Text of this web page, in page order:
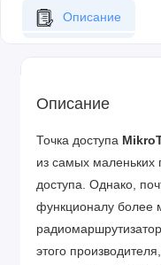
Описание
Описание
Точка доступа
из самых маленьких
доступа. Однако,
функционалу
этого